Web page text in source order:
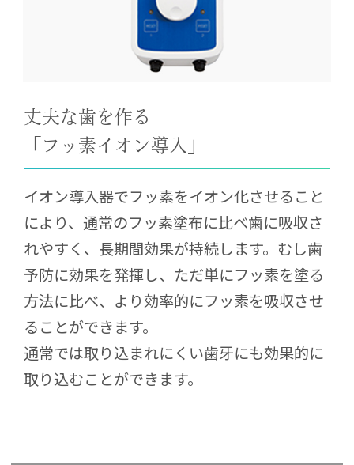
丈夫な歯を作る
「フッ素イオン導入」
イオン導入器でフッ素をイオン化させること
により、通常のフッ素塗布に比べ歯に吸収さ
れやすく、長期間効果が持続します。むし歯
予防に効果を発揮し、ただ単にフッ素を塗る
方法に比べ、より効率的にフッ素を吸収させ
ることができます。
通常では取り込まれにくい歯牙にも効果的に
取り込むことができます。